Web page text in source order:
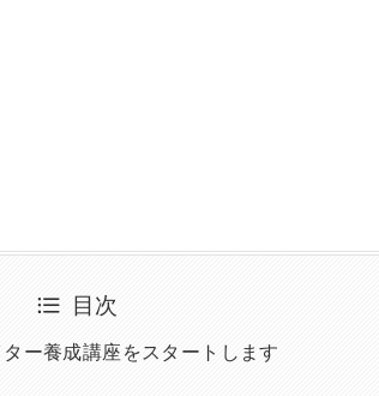
目次
ー養成講座をスタートします